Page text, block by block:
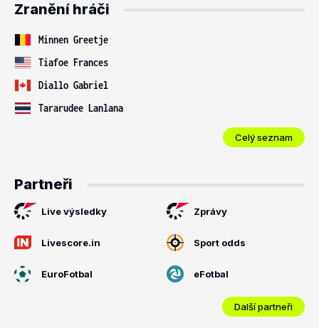
Zranění hráči
Minnen Greetje
Tiafoe Frances
Diallo Gabriel
Tararudee Lanlana
Celý seznam
Partneři
Live výsledky Zprávy
Livescore.in Sport odds
EuroFotbal eFotbal
Další partneři